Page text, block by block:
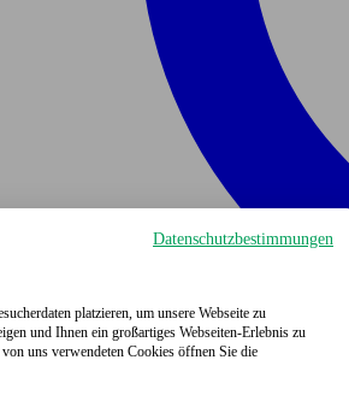
Datenschutzbestimmungen
platzieren, um unsere Webseite zu
und Ihnen ein großartiges Webseiten-Erlebnis zu
uns verwendeten Cookies öffnen Sie die